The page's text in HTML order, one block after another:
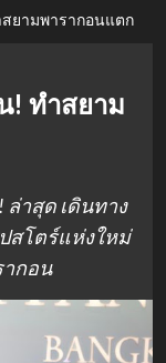
สยามพารากอนแตก
! ทำสยาม
ล่าสุด เดินทาง
สโตร์แห่งใหม่
ากอน